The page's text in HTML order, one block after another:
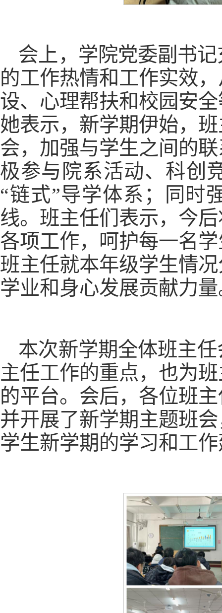
会上，学院党委副书
的工作热情和工作实效
设、心理帮扶和校园安
她表示，新学期伊始，
会，加强与学生之间的
极参与院系活动、科创
“链式”导学体系；同时
线。班主任们表示，今
各项工作，呵护每一名
班主任就本年级学生情
学业和身心发展贡献力
本次新学期全体班主
主任工作的重点，也为
的平台。会后，各位班
并开展了新学期主题班
学生新学期的学习和工